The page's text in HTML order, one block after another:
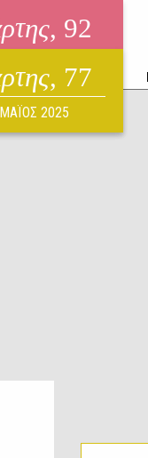
, 92
περιοδικό
2026
, 77
ΜΑΪΟΣ 2025